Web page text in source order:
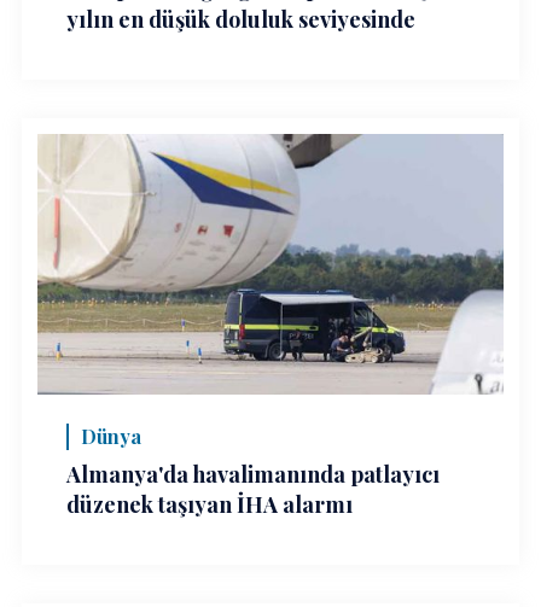
yılın en düşük doluluk seviyesinde
Dünya
Almanya'da havalimanında patlayıcı
düzenek taşıyan İHA alarmı